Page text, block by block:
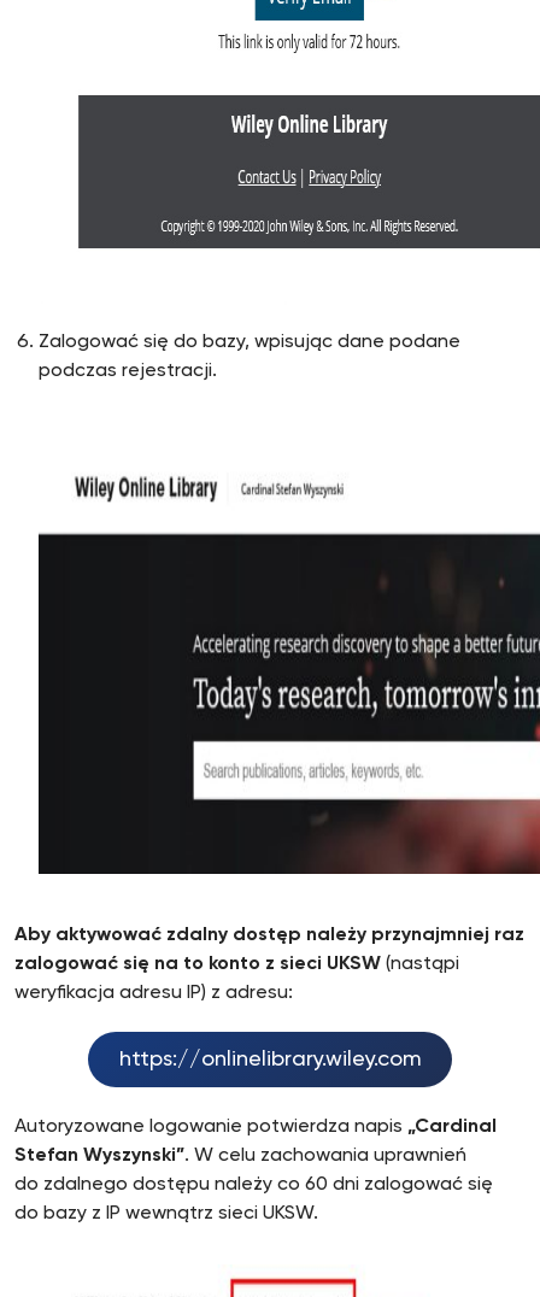
Zalogować się do bazy, wpisując dane podane
podczas rejestracji.
Aby aktywować zdalny dostęp należy przynajmniej raz
zalogować się na to konto z sieci UKSW (nastąpi
weryfikacja adresu IP) z adresu:
https://onlinelibrary.wiley.com
Autoryzowane logowanie potwierdza napis „Cardinal
Stefan Wyszynski”. W celu zachowania uprawnień
do zdalnego dostępu należy co 60 dni zalogować się
do bazy z IP wewnątrz sieci UKSW.